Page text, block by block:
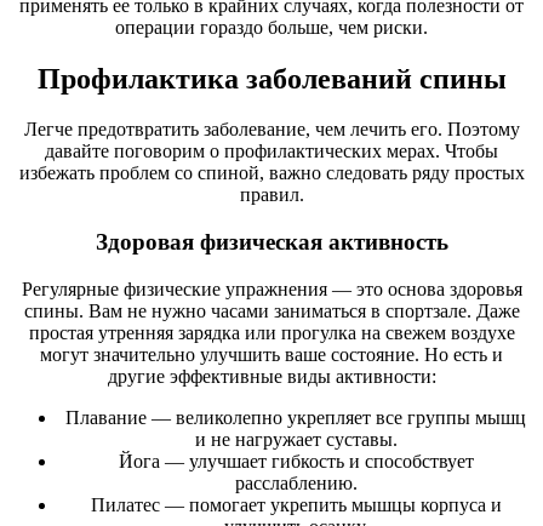
применять ее только в крайних случаях, когда полезности от
операции гораздо больше, чем риски.
Профилактика заболеваний спины
Легче предотвратить заболевание, чем лечить его. Поэтому
давайте поговорим о профилактических мерах. Чтобы
избежать проблем со спиной, важно следовать ряду простых
правил.
Здоровая физическая активность
Регулярные физические упражнения — это основа здоровья
спины. Вам не нужно часами заниматься в спортзале. Даже
простая утренняя зарядка или прогулка на свежем воздухе
могут значительно улучшить ваше состояние. Но есть и
другие эффективные виды активности:
Плавание — великолепно укрепляет все группы мышц
и не нагружает суставы.
Йога — улучшает гибкость и способствует
расслаблению.
Пилатес — помогает укрепить мышцы корпуса и